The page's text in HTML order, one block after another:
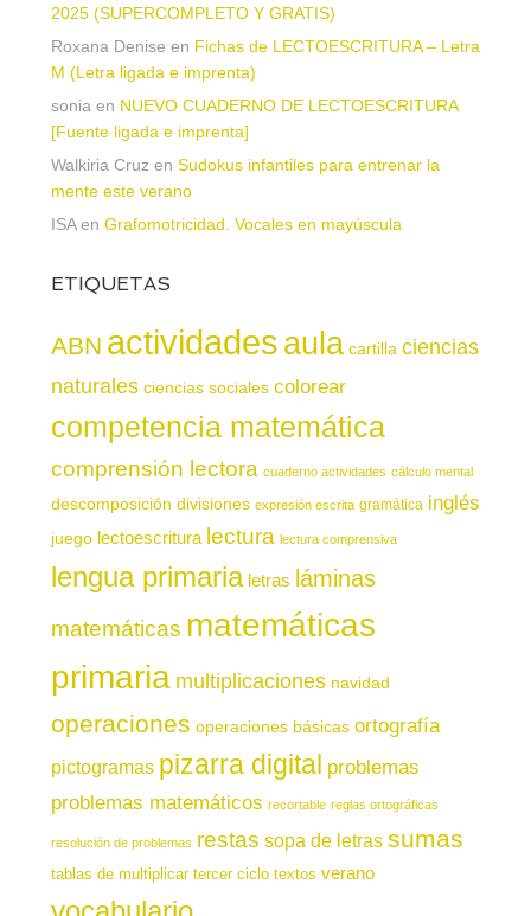
2025 (SUPERCOMPLETO Y GRATIS)
Roxana Denise en Fichas de LECTOESCRITURA – Letra
M (Letra ligada e imprenta)
sonia en NUEVO CUADERNO DE LECTOESCRITURA
[Fuente ligada e imprenta]
Walkiria Cruz en Sudokus infantiles para entrenar la
mente este verano
ISAen Grafomotricidad. Vocales en mayúscula
ETIQUETAS
ABN actividadesaula cartilla ciencias
naturales ciencias sociales colorear
competencia matemática
comprensión lectora cuaderno actividades cálculo mental
descomposición divisiones expresión escrita gramática inglés
juego lectoescritura lectura lectura comprensiva
lengua primaria letras láminas
matemáticas matemáticas
primaria multiplicaciones navidad
operaciones operaciones básicas ortografía
pictogramas pizarra digital problemas
problemas matemáticos recortable reglas ortográficas
resolución de problemas restas sopa de letras sumas
tablas de multiplicar tercer ciclo textos verano